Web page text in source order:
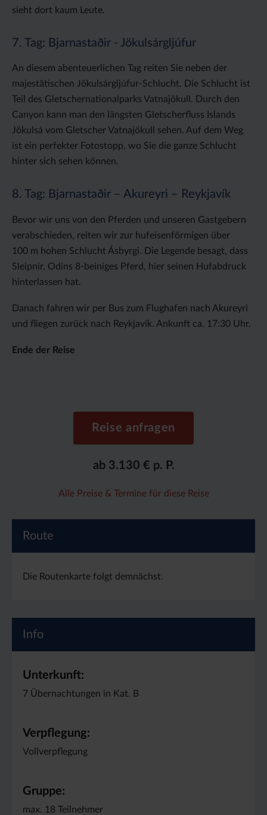
sieht dort kaum Leute.
7. Tag: Bjarnastaðir - Jökulsárgljúfur
An diesem abenteuerlichen Tag reiten Sie neben der
majestätischen Jökulsárgljúfur-Schlucht. Die Schlucht ist
Teil des Gletschernationalparks Vatnajökull. Durch den
Canyon kann man den längsten Gletscherfluss Islands
Jökulsá vom Gletscher Vatnajökull sehen. Auf dem Weg
ist ein perfekter Fotostopp, wo Sie die ganze Schlucht
hinter sich sehen können.
8. Tag: Bjarnastaðir – Akureyri – Reykjavík
Bevor wir uns von den Pferden und unseren Gastgebern
verabschieden, reiten wir zur hufeisenförmigen über
100 m hohen Schlucht Ásbyrgi. Die Legende besagt, dass
Sleipnir, Odins 8-beiniges Pferd, hier seinen Hufabdruck
hinterlassen hat.
Danach fahren wir per Bus zum Flughafen nach Akureyri
und fliegen zurück nach Reykjavík. Ankunft ca. 17:30 Uhr.
Ende der Reise
Reise anfragen
ab 3.130 € p. P.
Alle Preise & Termine für diese Reise
Route
Die Routenkarte folgt demnächst.
Info
Unterkunft:
7 Übernachtungen in Kat. B
Verpflegung:
Vollverpflegung
Gruppe:
max. 18 Teilnehmer